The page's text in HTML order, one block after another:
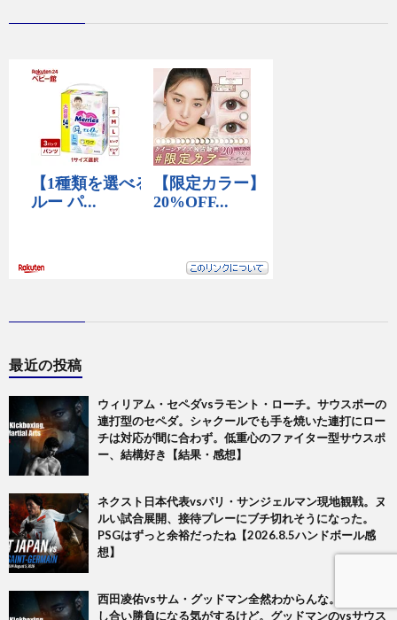
最近の投稿
ウィリアム・セペダvsラモント・ローチ。サウスポーの
連打型のセペダ。シャクールでも手を焼いた連打にロー
チは対応が間に合わず。低重心のファイター型サウスポ
ー、結構好き【結果・感想】
ネクスト日本代表vsパリ・サンジェルマン現地観戦。ヌ
ルい試合展開、接待プレーにブチ切れそうになった。
PSGはずっと余裕だったね【2026.8.5ハンドボール感
想】
西田凌佑vsサム・グッドマン全然わからんな。前手の差
し合い勝負になる気がするけど。グッドマンのvsサウス